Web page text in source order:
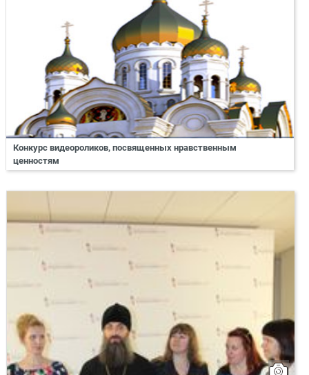
Конкурс видеороликов, посвященных нравственным
ценностям